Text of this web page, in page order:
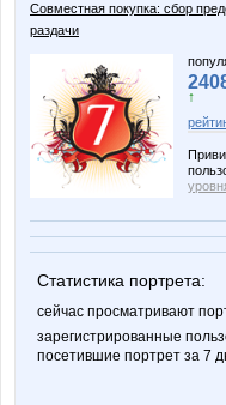
Совместная покупка: сбор
раздачи
↑
Статистика портрета:
сейчас просматривают
зарегистрированные
посетившие портрет за 7